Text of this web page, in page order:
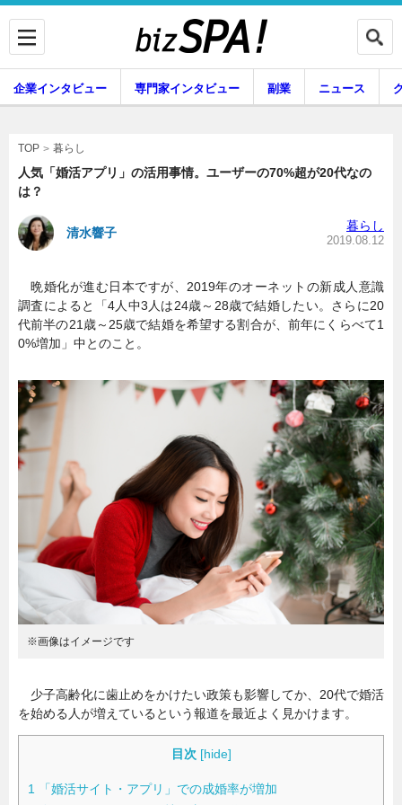
専門家インタビュー
副業 ニュース
エンタメ
連載一覧
企業インタビュー 専門家インタビュー 副業 ニュース
TOP 暮らし
人気「婚活アプリ」の活用事情。ユーザーの70%超が20代なの
は？
清水響子 暮らし
2019.08.12
晩婚化が進む日本ですが、2019年のオーネットの新成人意識
調査によると「4人中3人は24歳～28歳で結婚したい。さらに20
代前半の21歳～25歳で結婚を希望する割合が、前年にくらべて1
0%増加」中とのこと。
※画像はイメージです
少子高齢化に歯止めをかけたい政策も影響してか、20代で婚活
を始める人が増えているという報道を最近よく見かけます。
目次 [hide]
1
「婚活サイト・アプリ」での成婚率が増加